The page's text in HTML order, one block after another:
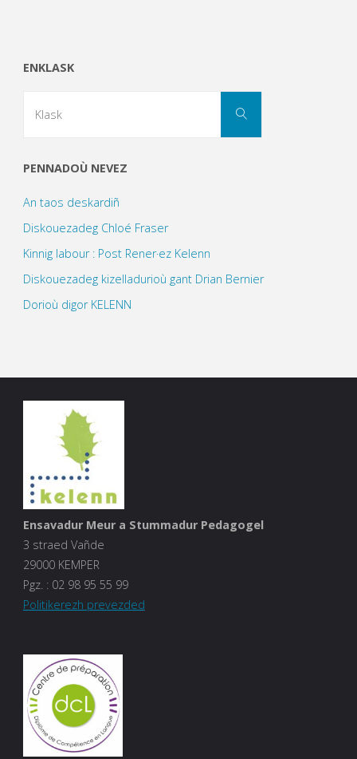
ENKLASK
Klask
PENNADOÙ NEVEZ
An taos deskardiñ
Diskouezadeg Chloé Fraser
Kinnig labour : Post Rener·ez Kelenn
Diskouezadeg kizelladurioù gant Drian Bernier
Dorioù digor KELENN
Ensavadur Meur a Stummadur Pedagogel
3 straed Vañde
29000 KEMPER
Pgz. :02 98 95 55 99
Politikerezh prevezded